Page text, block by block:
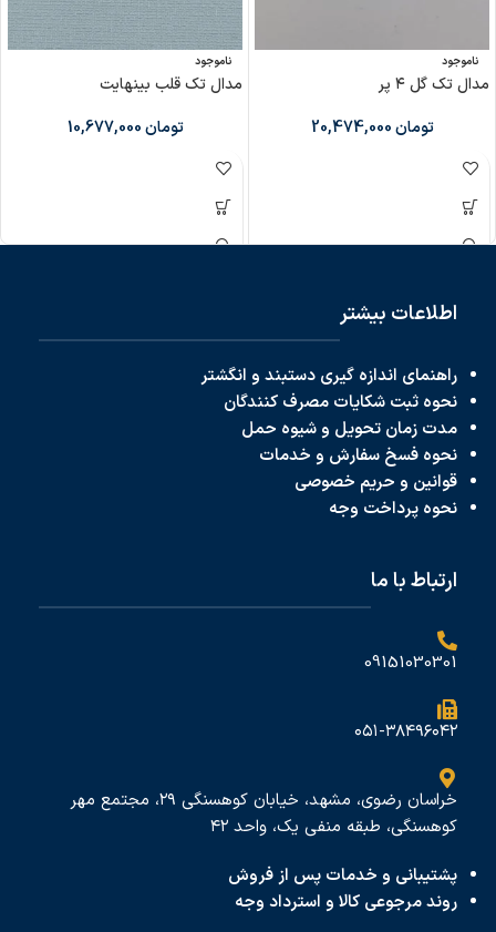
ناموجود
مدال تک گل ۴ پر
تومان
ناموجود
مدال تک قلب بینهایت
تومان
اطلاعات بیشتر
راهنمای اندازه گیری دستبند و انگشتر
نحوه ثبت شکایات مصرف کنندگان
مدت زمان تحویل و شیوه حمل
نحوه فسخ سفارش و خدمات
قوانین و حریم خصوصی
نحوه پرداخت وجه
ارتباط با ما
09151030301
۰۵۱-۳۸۴۹۶۰۴۲
خراسان رضوی، مشهد، خیابان کوهسنگی ۲۹، مجتمع مهر
کوهسنگی، طبقه منفی یک، واحد ۴۲
پشتیبانی و خدمات پس از فروش
روند مرجوعی کالا و استرداد وجه